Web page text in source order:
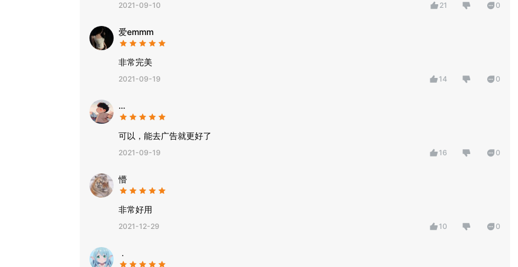
2021-09-10 21 0
爱emmm
非常完美
2021-09-19 14 0
…
可以，能去广告就更好了
2021-09-19 16 0
懵
非常好用
2021-12-29 10 0
．